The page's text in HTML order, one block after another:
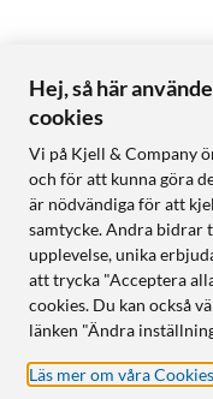
Hej, så här
cookies
Vi på Kjell & Company
och för att kunna göra
är nödvändiga för att
samtycke. Andra bidrar
upplevelse, unika
att trycka "Acceptera
cookies. Du kan också
länken "Ändra
Läs mer om våra Cookies